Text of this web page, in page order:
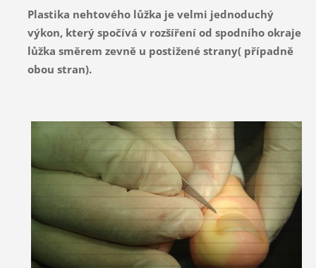
Plastika nehtového lůžka je velmi jednoduchý
výkon, který spočívá v rozšíření od spodního okraje
lůžka směrem zevně u postižené strany( případně
obou stran).